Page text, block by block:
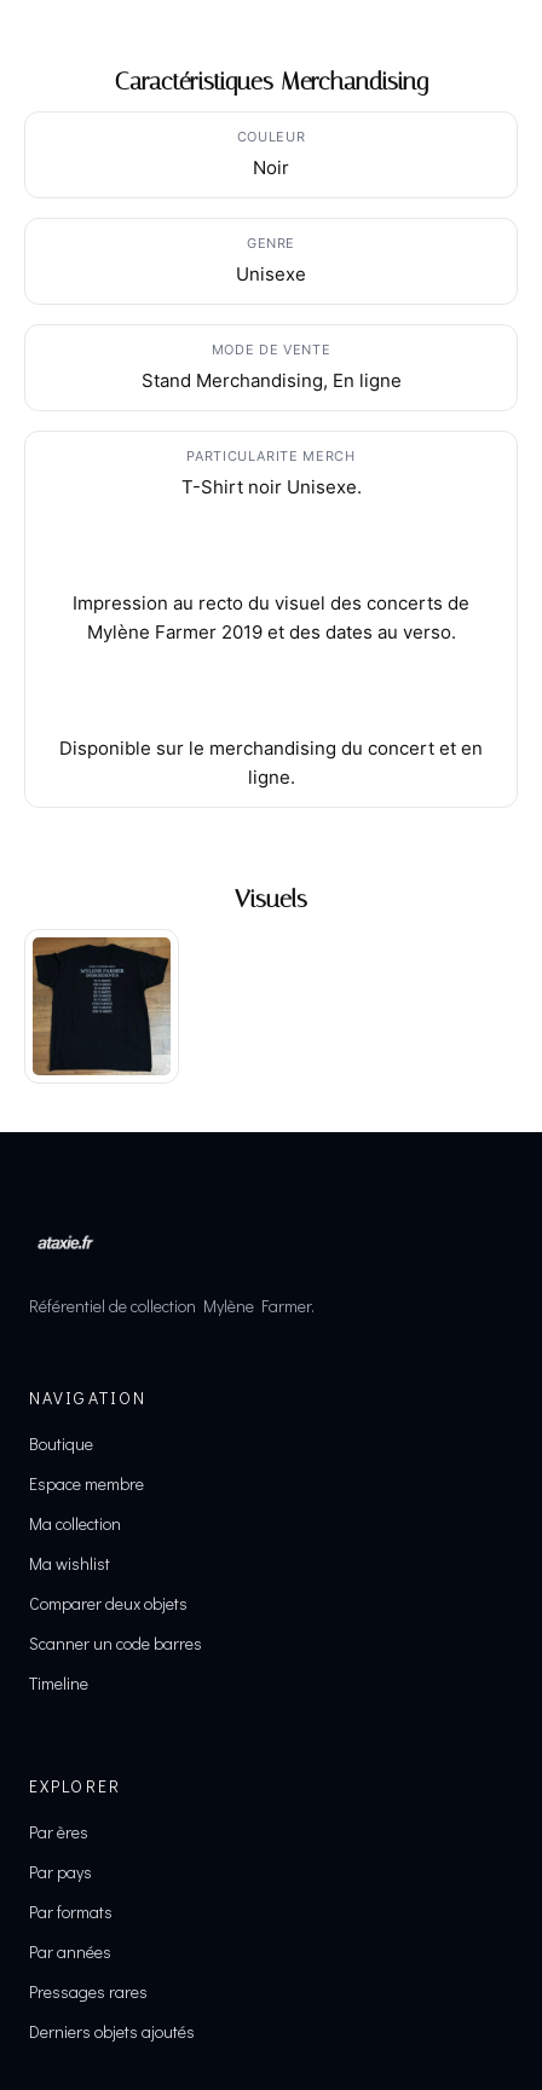
Caractéristiques Merchandising
COULEUR
Noir
GENRE
Unisexe
MODE DE VENTE
Stand Merchandising, En ligne
PARTICULARITE MERCH
T-Shirt noir Unisexe.
Impression au recto du visuel des concerts de
Mylène Farmer 2019 et des dates au verso.
Disponible sur le merchandising du concert et en
ligne.
Visuels
Référentiel de collection Mylène Farmer.
NAVIGATION
Boutique
Espace membre
Ma collection
Ma wishlist
Comparer deux objets
Scanner un code barres
Timeline
EXPLORER
Par ères
Par pays
Par formats
Par années
Pressages rares
Derniers objets ajoutés